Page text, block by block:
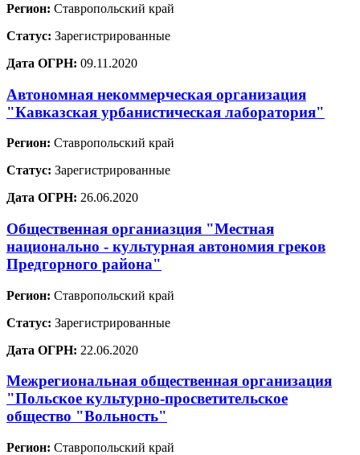
Регион: Ставропольский край
Статус: Зарегистрированные
Дата ОГРН: 09.11.2020
Автономная некоммерческая организация
"Кавказская урбанистическая лаборатория"
Регион: Ставропольский край
Статус: Зарегистрированные
Дата ОГРН: 26.06.2020
Общественная органиазция "Местная
национально - культурная автономия греков
Предгорного района"
Регион: Ставропольский край
Статус: Зарегистрированные
Дата ОГРН: 22.06.2020
Межрегиональная общественная организация
"Польское культурно-просветительское
общество "Вольность"
Регион: Ставропольский край